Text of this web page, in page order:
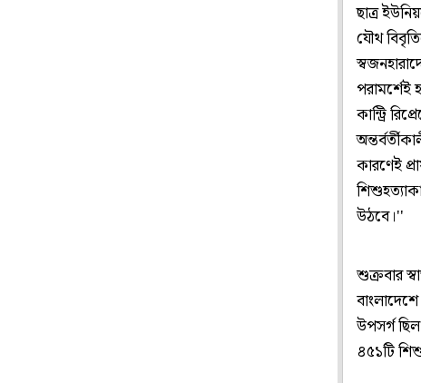
ছাত্র
যৌথ
পরামর্শেই
কান্ট্রি
কারণেই
উঠবে।''
শুক্রবার
উপসর্গ
৪৫১টি